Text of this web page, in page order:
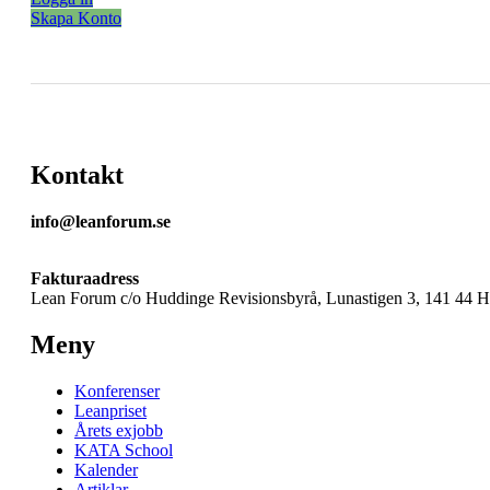
Skapa Konto
Kontakt
info@leanforum.se
Fakturaadress
Lean Forum c/o Huddinge Revisionsbyrå, Lunastigen 3, 141 44
Meny
Konferenser
Leanpriset
Årets exjobb
KATA School
Kalender